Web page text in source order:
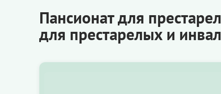
Пансионат для
для престарелых и